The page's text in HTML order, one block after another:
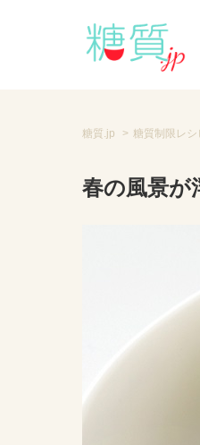
糖質.jp 糖質制限レシ
春の風景が